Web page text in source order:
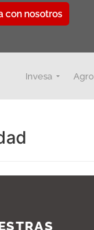
con nosotros
Invesa Agro